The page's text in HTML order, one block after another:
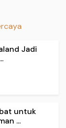
Jadi
untuk
...